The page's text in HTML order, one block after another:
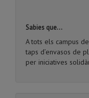
Sabies que...
A tots els campus
taps d’envasos de
per iniciatives